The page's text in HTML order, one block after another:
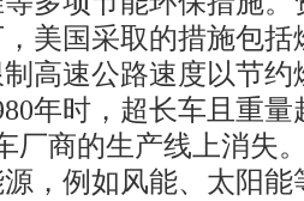
美国采取的措施包括
高速公路速度以节约
年时，超长车且重量
厂商的生产线上消失
，例如风能、太阳能